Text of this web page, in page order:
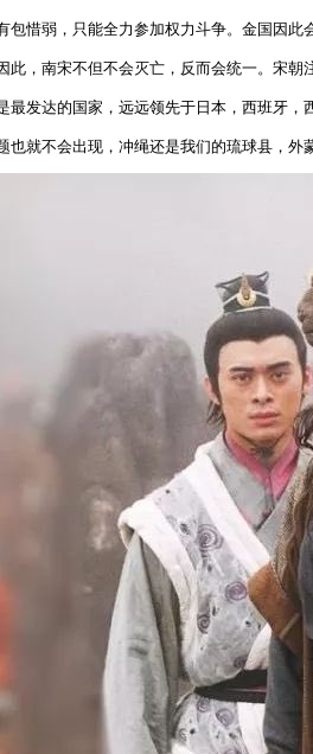
包惜弱，只能全力参加权力斗争。金国因此
此，南宋不但不会灭亡，反而会统一。宋
最发达的国家，远远领先于日本，西班牙，
也就不会出现，冲绳还是我们的琉球县，